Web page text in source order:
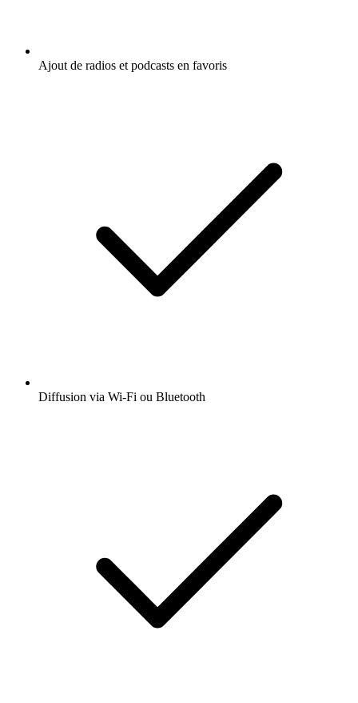
Ajout de radios et podcasts en favoris
Diffusion via Wi-Fi ou Bluetooth